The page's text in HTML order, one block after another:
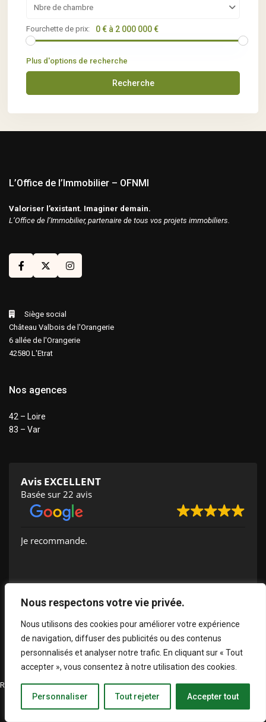
Nous respectons votre vie privée.
Nous utilisons des cookies pour améliorer votre expérience
de navigation, diffuser des publicités ou des contenus
personnalisés et analyser notre trafic. En cliquant sur « Tout
accepter », vous consentez à notre utilisation des cookies.
Personnaliser Tout rejeter Accepter tout
Nbre de chambre
Fourchette de prix: 0 € à 2 000 000 €
Plus d'options de recherche
Recherche
L’Office de l’Immobilier – OFNMI
Valoriser l’existant. Imaginer demain.
L’Office de l’Immobilier, partenaire de tous vos projets immobiliers.
Siège social
Château Valbois de l'Orangerie
6 allée de l'Orangerie
42580 L'Etrat
Nos agences
42 – Loire
83 – Var
Avis EXCELLENT
Basée sur 22 avis
Je recommande.
Muriel Guinand
2024-09-14
Réalisation OFNMI Communication & Marketing - Tous droits réservés